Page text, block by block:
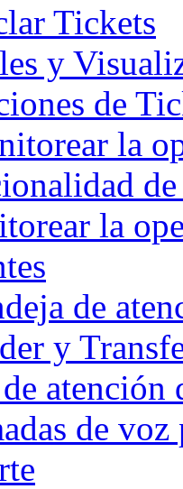
Tickets
y
de
la
la
de
y
atención
de